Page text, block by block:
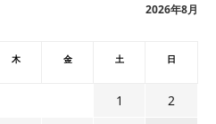
2026年8月
木 金 土 日
1
2